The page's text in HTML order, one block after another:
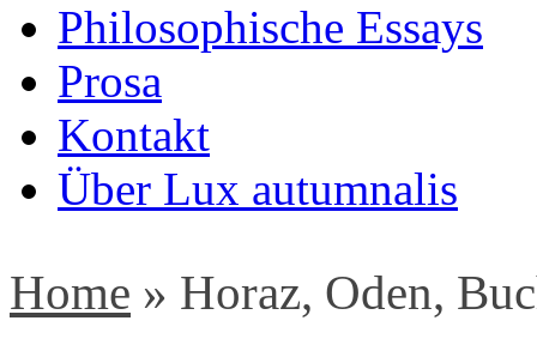
Philosophische Essays
Prosa
Kontakt
Über Lux autumnalis
Home » Horaz, Oden,